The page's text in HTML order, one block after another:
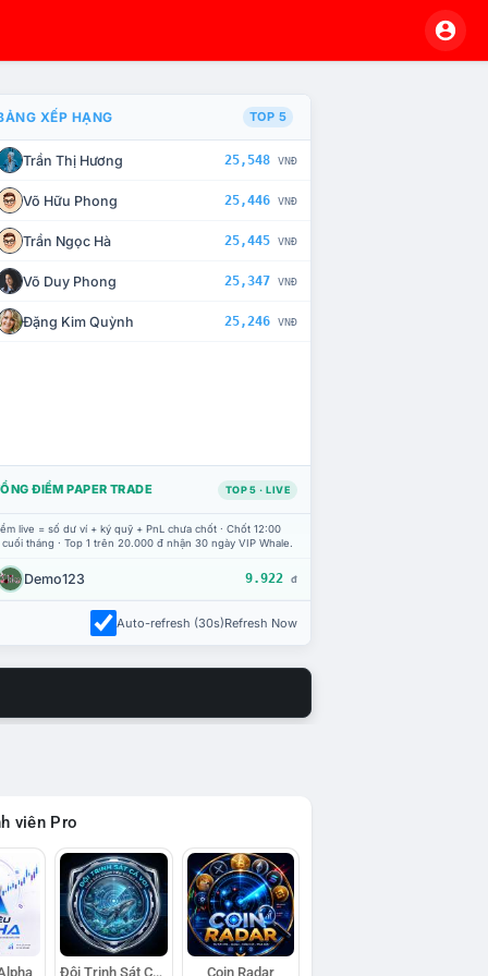
CHẾ TÀI XỬ LÝ VI PHẠM
XẾP HẠNG TOP 5
Trần Thị Hương 25,548 VNĐ
Võ Hữu Phong 25,446 VNĐ
Trần Ngọc Hà 25,445 VNĐ
Võ Duy Phong 25,347 VNĐ
Đặng Kim Quỳnh 25,246 VNĐ
ĐIỂM PAPER TRADE TOP 5 · LIVE
live = số dư ví + ký quỹ + PnL chưa chốt · Chốt 12:00
tháng · Top 1 trên 20.000 đ nhận 30 ngày VIP Whale.
Demo123 9.922 đ
Auto-refresh (30s)Refresh Now
viên Pro
Đội Trinh Sát Cá Voi Coin Radar